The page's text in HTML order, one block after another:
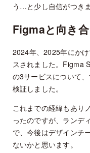
う…と少し自信がつきま
Figmaと向き合
2024年、2025年にか
スされました。Figma
の3サービスについて
検証しました。
これまでの経緯もあり
ったのですが、ランデ
で、今後はデザインチ
ないかと思います。